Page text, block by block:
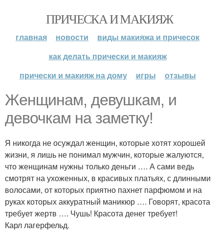
ПРИЧЕСКА И МАКИЯЖ
главная новости
виды макияжа и причесок
как делать прически и макияж
прически и макияж на дому
игры отзывы
Женщинам, девушкам, и
девочкам на заметку!
Я никогда не осуждал женщин, которые хотят хорошей
жизни, я лишь не понимал мужчин, которые жалуются,
что женщинам нужны только деньги …. А сами ведь
смотрят на ухоженных, в красивых платьях, с длинными
волосами, от которых приятно пахнет парфюмом и на
руках которых аккуратный маникюр …. Говорят, красота
требует жертв …. Чушь! Красота денег требует!
Карл лагерфельд.